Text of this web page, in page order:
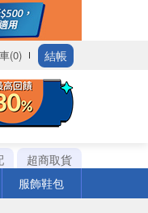
(0) 結帳
超商取貨
服飾鞋包